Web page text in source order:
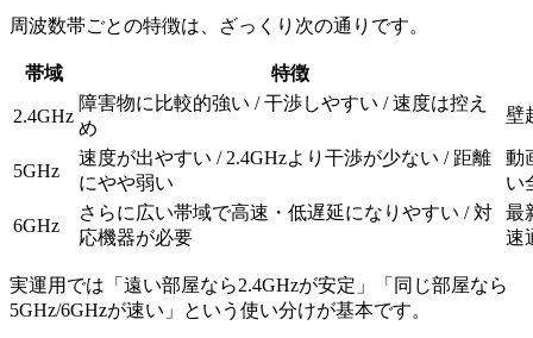
周波数帯ごとの特徴は、ざっくり次の通りです。
帯域 特徴
2.4GHz
障害物に比較的強い / 干渉しやすい / 速度は控え
め
壁
5GHz
速度が出やすい / 2.4GHzより干渉が少ない / 距離
にやや弱い
動
い
6GHz
さらに広い帯域で高速・低遅延になりやすい / 対
応機器が必要
最
速
実運用では「遠い部屋なら2.4GHzが安定」「同じ部屋なら
5GHz/6GHzが速い」という使い分けが基本です。